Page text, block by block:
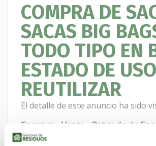
COMPRA DE
SACAS BIG
TODO TIPO EN
ESTADO DE
REUTILIZAR
El detalle de este anuncio ha sido
Compra - Venta - Retirada de
tipo (Rafia, Plástico, Yute, Papel,